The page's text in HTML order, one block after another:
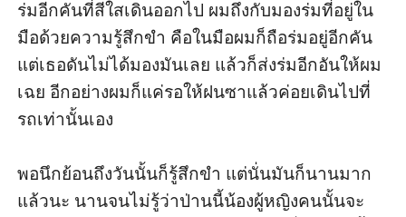
ร่มอีกคันที่สีใสเดินออกไป ผมถึงกับมองร่มที่อยู่ใน
มือด้วยความรู้สึกขำ คือในมือผมก็ถือร่มอยู่อีกคัน
แต่เธอดันไม่ได้มองมันเลย แล้วก็ส่งร่มอีกอันให้ผม
เฉย อีกอย่างผมก็แค่รอให้ฝนซาแล้วค่อยเดินไปที่
รถเท่านั้นเอง
พอนึกย้อนถึงวันนั้นก็รู้สึกขำ แต่นั่นมันก็นานมาก
แล้วนะ นานจนไม่รู้ว่าป่านนี้น้องผู้หญิงคนนั้นจะ